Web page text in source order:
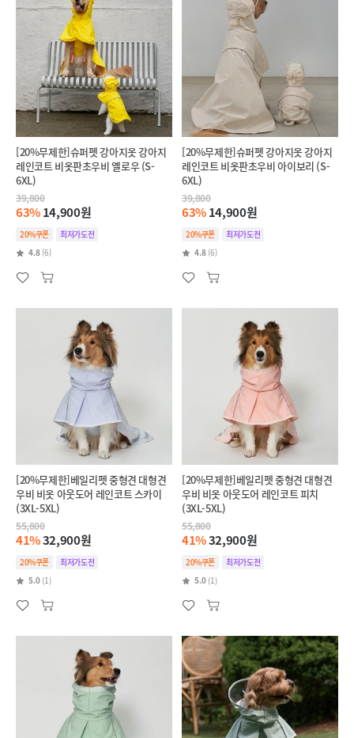
[20%무제한]슈퍼펫 강아지옷 강아지
레인코트 비옷판초우비 옐로우 (S-
6XL)
39,800
63%14,900원
20%쿠폰
최저가도전
4.8 (6)
[20%무제한]슈퍼펫 강아지옷 강아지
레인코트 비옷판초우비 아이보리 (S-
6XL)
39,800
63%14,900원
20%쿠폰
최저가도전
4.8 (6)
[20%무제한]베일리펫 중형견 대형견
우비 비옷 아웃도어 레인코트 스카이
(3XL-5XL)
55,800
41%32,900원
20%쿠폰
최저가도전
5.0 (1)
[20%무제한]베일리펫 중형견 대형견
우비 비옷 아웃도어 레인코트 피치
(3XL-5XL)
55,800
41%32,900원
20%쿠폰
최저가도전
5.0 (1)